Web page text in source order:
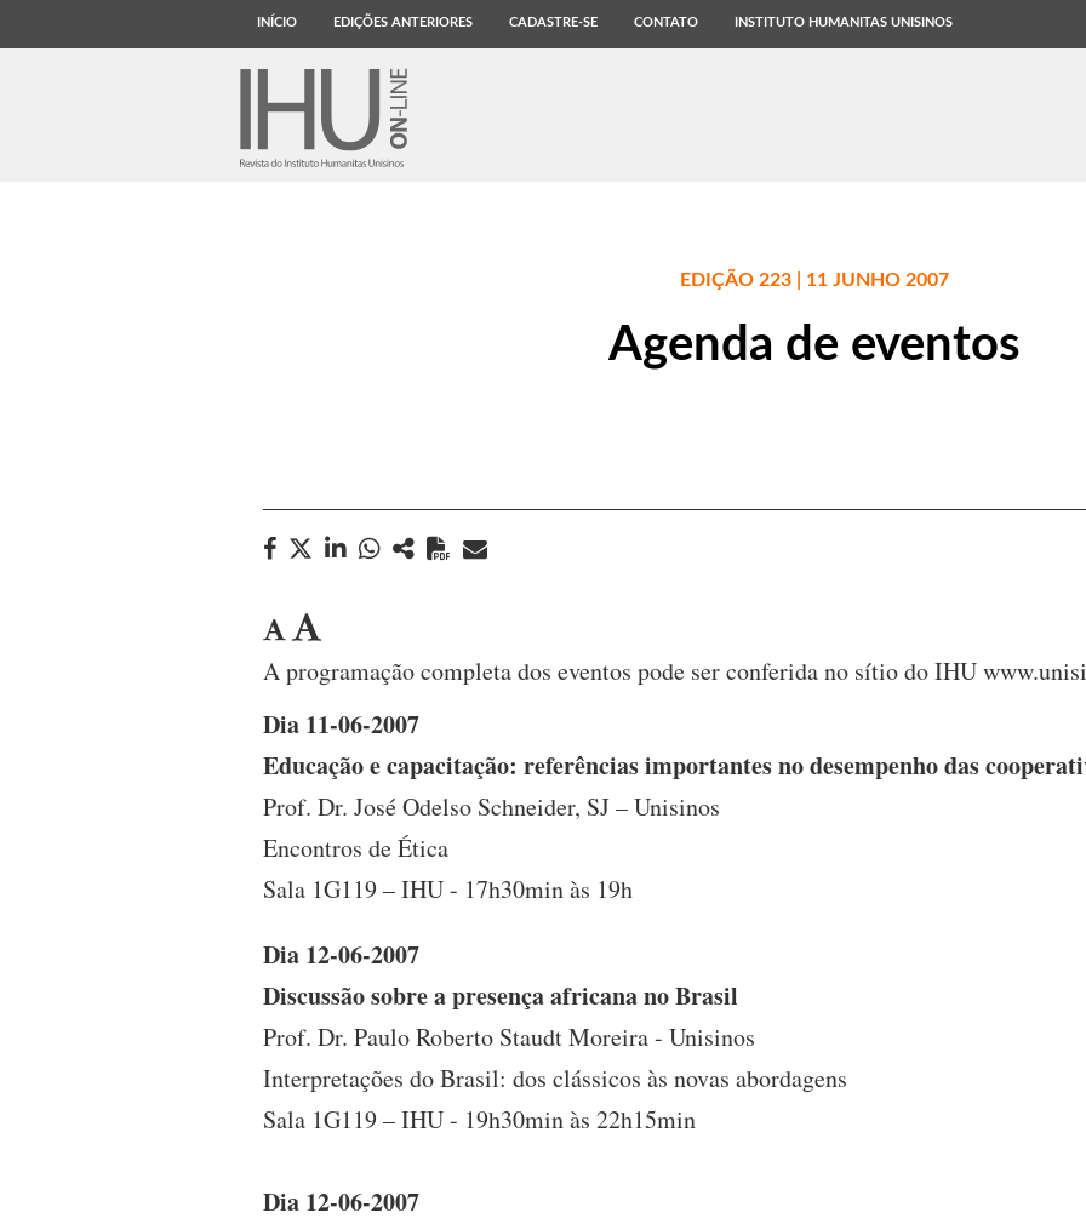
INÍCIO EDIÇÕES ANTERIORES CADASTRE-SE CONTATO INSTITUTO HUMANITAS UNISINOS
EDIÇÃO 223 | 11 JUNHO 2007
Agenda de eventos
A programação completa dos eventos pode ser conferida no sítio do IHU
Dia 11-06-2007
Educação e capacitação: referências importantes no desempenho das
Prof. Dr. José Odelso Schneider, SJ – Unisinos
Encontros de Ética
Sala 1G119 – IHU - 17h30min às 19h
Dia 12-06-2007
Discussão sobre a presença africana no Brasil
Prof. Dr. Paulo Roberto Staudt Moreira - Unisinos
Interpretações do Brasil: dos clássicos às novas abordagens
Sala 1G119 – IHU - 19h30min às 22h15min
Dia 12-06-2007